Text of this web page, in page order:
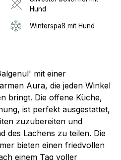
Hund
Winterspaß mit Hund
mit einer
Aura, die jeden Winkel
bringt. Die offene Küche,
ist perfekt ausgestattet,
zuzubereiten und
des Lachens zu teilen. Die
bieten einen friedvollen
einem Tag voller